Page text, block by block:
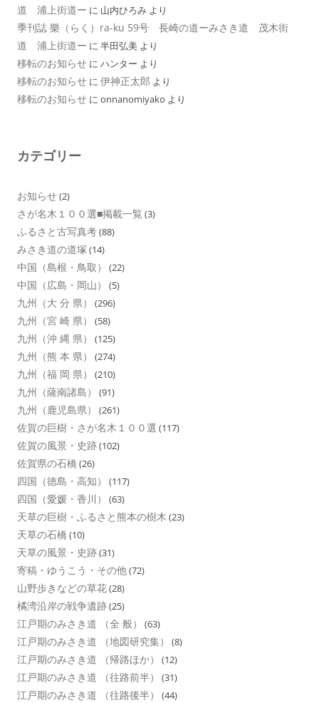
道 浦上街道ー に 山内ひろみ より
季刊誌 樂（らく）ra-ku 59号 長崎の道ーみさき道 茂木街
道 浦上街道ー に 半田弘美 より
移転のお知らせ に ハンター より
移転のお知らせ に 伊神正太郎 より
移転のお知らせ に onnanomiyako より
カテゴリー
お知らせ(2)
さが名木１００選■掲載一覧 (3)
ふるさと古写真考(88)
みさき道の道塚 (14)
中国（島根・鳥取） (22)
中国（広島・岡山） (5)
九州（大 分 県） (296)
九州（宮 崎 県） (58)
九州（沖 縄 県） (125)
九州（熊 本 県） (274)
九州（福 岡 県） (210)
九州（薩南諸島） (91)
九州（鹿児島県） (261)
佐賀の巨樹・さが名木１００選 (117)
佐賀の風景・史跡(102)
佐賀県の石橋 (26)
四国（徳島・高知） (117)
四国（愛媛・香川） (63)
天草の巨樹・ふるさと熊本の樹木 (23)
天草の石橋 (10)
天草の風景・史跡(31)
寄稿・ゆうこう・その他(72)
山野歩きなどの草花(28)
橘湾沿岸の戦争遺跡(25)
江戸期のみさき道 （全 般） (63)
江戸期のみさき道 （地図研究集） (8)
江戸期のみさき道 （帰路ほか） (12)
江戸期のみさき道 （往路前半） (31)
江戸期のみさき道 （往路後半） (44)